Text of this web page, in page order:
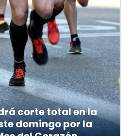
corte total en la
domingo por la